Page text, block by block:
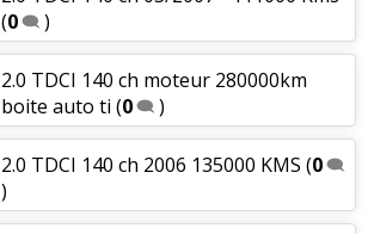
(0 )
2.0 TDCI 140 ch moteur 280000km
boite auto ti (0 )
2.0 TDCI 140 ch 2006 135000 KMS (0
)